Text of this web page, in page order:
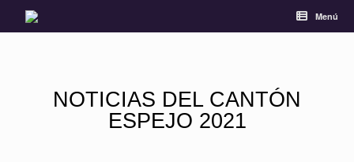
Menú
NOTICIAS DEL CANTÓN
ESPEJO 2021